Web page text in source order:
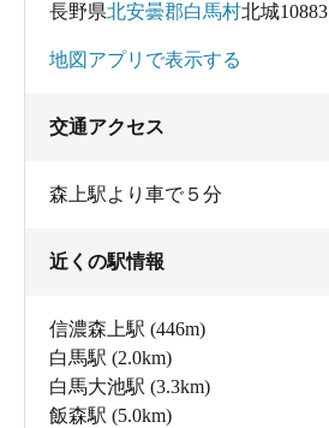
長野県北安曇郡白馬村北城10883
地図アプリで表示する
交通アクセス
森上駅より車で５分
近くの駅情報
信濃森上駅 (446m)
白馬駅 (2.0km)
白馬大池駅 (3.3km)
飯森駅 (5.0km)